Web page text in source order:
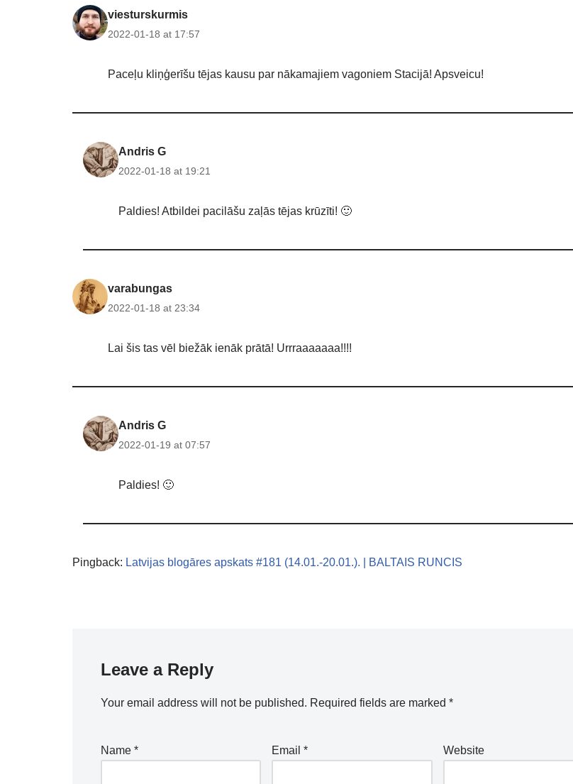
viesturskurmis
2022-01-18 at 17:57
Paceļu kliņģerīšu tējas kausu par nākamajiem vagoniem Stacijā! Apsveicu!
Andris G
2022-01-18 at 19:21
Paldies! Atbildei pacilāšu zaļās tējas krūzīti! 🙂
varabungas
2022-01-18 at 23:34
Lai šis tas vēl biežāk ienāk prātā! Urrraaaaaaa!!!!
Andris G
2022-01-19 at 07:57
Paldies! 🙂
Pingback: Latvijas blogāres apskats #181 (14.01.-20.01.). | BALTAIS RUNCIS
Leave a Reply
Your email address will not be published. Required fields are marked *
Name * Email* Website